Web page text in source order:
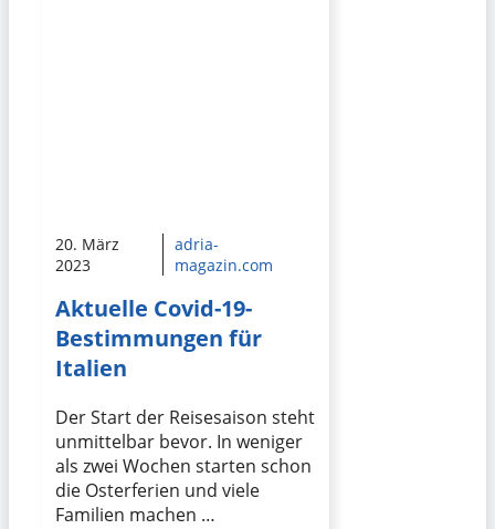
20. März
2023
adria-
magazin.com
Aktuelle Covid-19-
Bestimmungen für
Italien
Der Start der Reisesaison steht
unmittelbar bevor. In weniger
als zwei Wochen starten schon
die Osterferien und viele
Familien machen …